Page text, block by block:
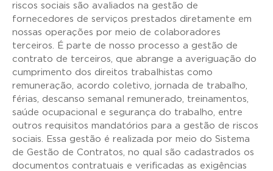
riscos sociais são avaliados na gestão de
fornecedores de serviços prestados diretamente em
nossas operações por meio de colaboradores
terceiros. É parte de nosso processo a gestão de
contrato de terceiros, que abrange a averiguação do
cumprimento dos direitos trabalhistas como
remuneração, acordo coletivo, jornada de trabalho,
férias, descanso semanal remunerado, treinamentos,
saúde ocupacional e segurança do trabalho, entre
outros requisitos mandatórios para a gestão de riscos
sociais. Essa gestão é realizada por meio do Sistema
de Gestão de Contratos, no qual são cadastrados os
documentos contratuais e verificadas as exigências